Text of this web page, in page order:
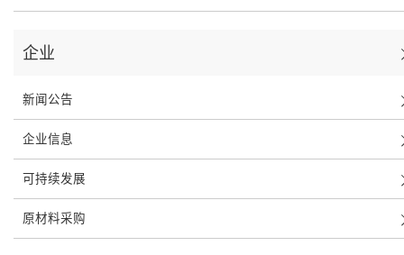
企业
新闻公告
企业信息
可持续发展
原材料采购